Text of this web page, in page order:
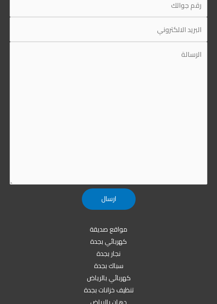
مواقع صديقة
كهربائي بجدة
نجار بجدة
سباك بجدة
كهربائي بالرياض
تنظيف خزانات بجدة